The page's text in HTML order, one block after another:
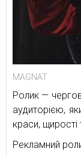
MAGNAT
Ролик —
аудиторією,
краси, щирості
Рекламний